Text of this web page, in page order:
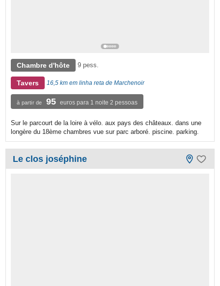
Chambre d'hôte 9 pess.
Tavers 16,5 km em linha reta de Marchenoir
à partir de 95 euros para 1 noite 2 pessoas
Sur le parcourt de la loire à vélo. aux pays des châteaux. dans une
longère du 18ème chambres vue sur parc arboré. piscine. parking.
Le clos joséphine